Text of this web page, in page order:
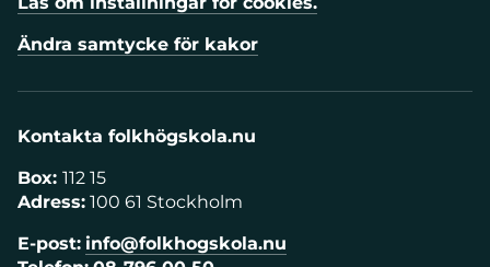
Ändra samtycke för kakor
Kontakta folkhögskola.nu
Box: 112 15
Adress: 100 61 Stockholm
E-post: info@folkhogskola.nu